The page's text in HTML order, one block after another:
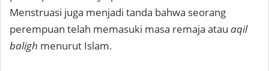
Menstruasi juga menjadi tanda bahwa seorang
perempuan telah memasuki masa remaja atau aqil
baligh menurut Islam.